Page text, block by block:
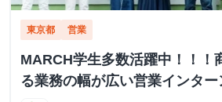
東京都 営業
MARCH学生多数活躍中！！！
る業務の幅が広い営業インター